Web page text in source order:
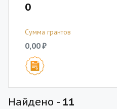
0
Сумма грантов
0,00 ₽
Найдено - 11